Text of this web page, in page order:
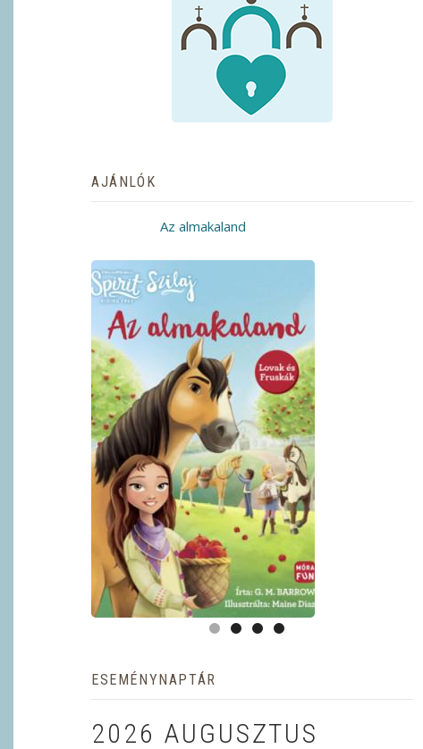
AJÁNLÓK
Az almakaland
ESEMÉNYNAPTÁR
2026 AUGUSZTUS